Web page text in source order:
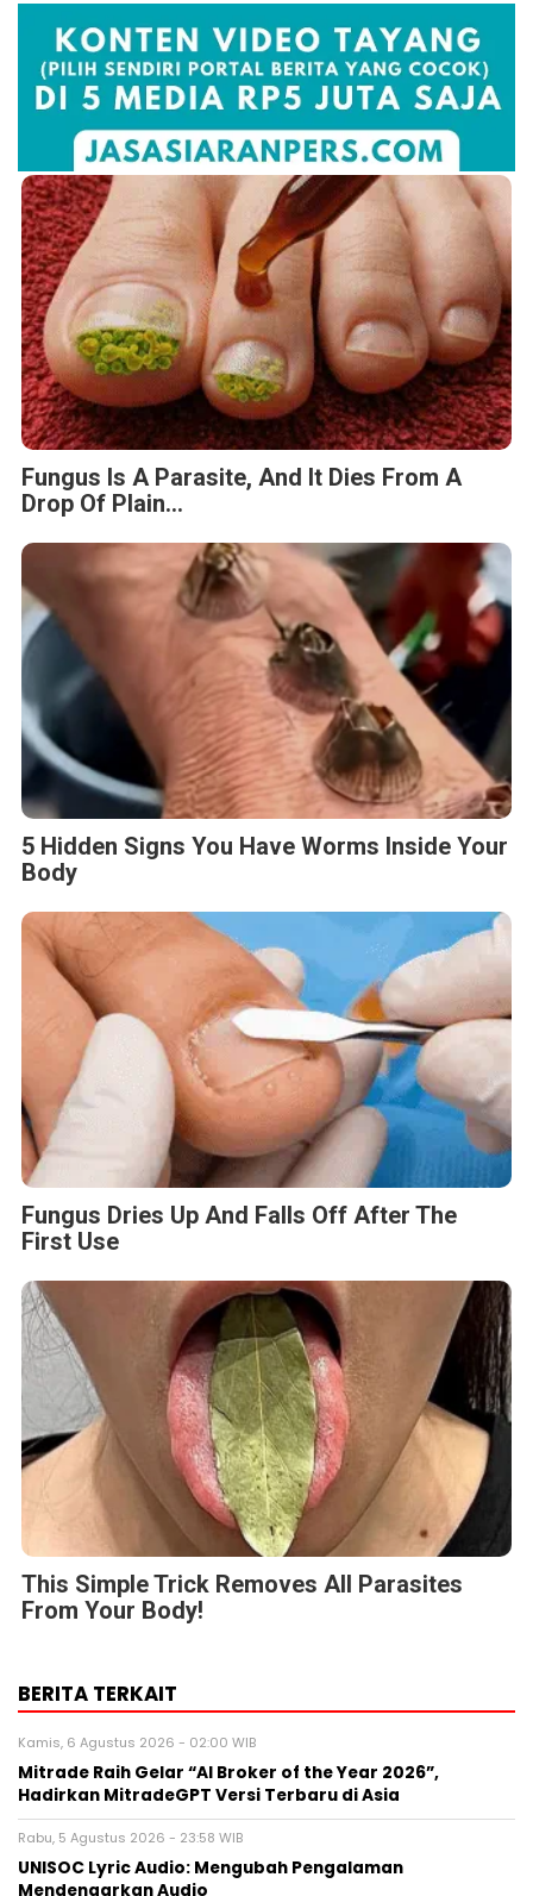
Fungus Is A Parasite, And It Dies From A
Drop Of Plain...
5 Hidden Signs You Have Worms Inside Your
Body
Fungus Dries Up And Falls Off After The
First Use
This Simple Trick Removes All Parasites
From Your Body!
BERITA TERKAIT
Kamis, 6 Agustus 2026 - 02:00 WIB
Mitrade Raih Gelar “AI Broker of the Year 2026”,
Hadirkan MitradeGPT Versi Terbaru di Asia
Rabu, 5 Agustus 2026 - 23:58 WIB
UNISOC Lyric Audio: Mengubah Pengalaman
Mendengarkan Audio